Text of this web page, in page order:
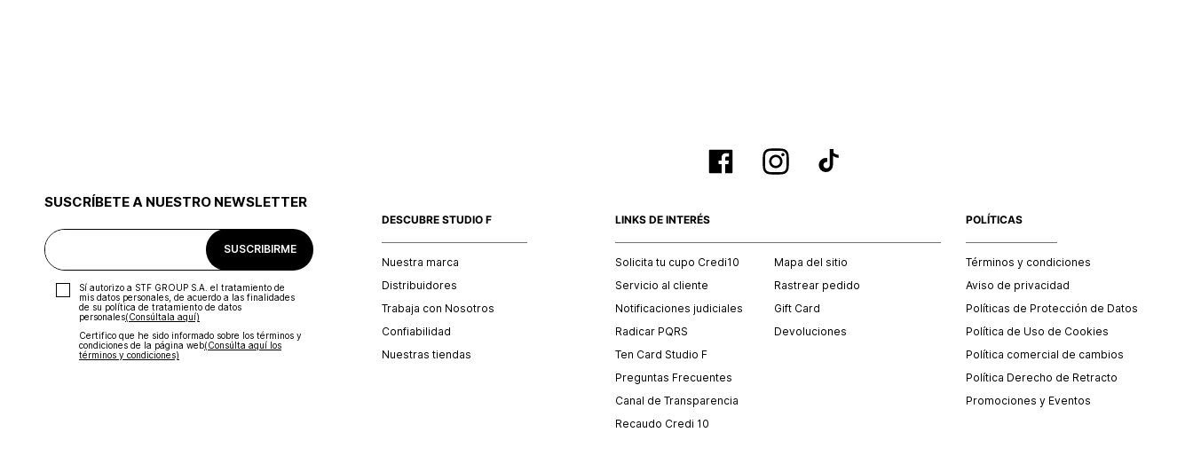
SUSCRÍBETE A NUESTRO NEWSLETTER
SUSCRIBIRME
Sí autorizo a STF GROUP S.A. el tratamiento de
mis datos personales, de acuerdo a las finalidades
de su política de tratamiento de datos
personales‎(Consúltala aquí)
Certifico que he sido informado sobre los términos y
condiciones de la página web‎(Consúlta aquí los
términos y condiciones)
DESCUBRE STUDIO F
Nuestra marca
Distribuidores
Trabaja con Nosotros
Confiabilidad
Nuestras tiendas
LINKS DE INTERÉS
Solicita tu cupo Credi10
Servicio al cliente
Notificaciones judiciales
Radicar PQRS
Ten Card Studio F
Preguntas Frecuentes
Canal de Transparencia
Recaudo Credi 10
Mapa del sitio
Rastrear pedido
Gift Card
Devoluciones
POLÍTICAS
Términos y condiciones
Aviso de privacidad
Políticas de Protección de Datos
Política de Uso de Cookies
Política comercial de cambios
Política Derecho de Retracto
Promociones y Eventos